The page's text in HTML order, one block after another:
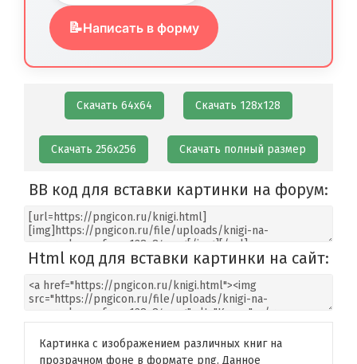
📝Написать в форму
Скачать 64х64 Скачать 128х128
Скачать 256х256 Скачать полный размер
BB код для вставки картинки на форум:
Html код для вставки картинки на сайт:
Картинка с изображением различных книг на
прозрачном фоне в формате png. Данное